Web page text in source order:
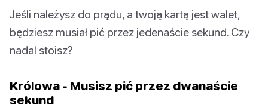
Jeśli należysz do prądu, a twoją kartą jest walet,
będziesz musiał pić przez jedenaście sekund. Czy
nadal stoisz?
Królowa - Musisz pić przez dwanaście
sekund